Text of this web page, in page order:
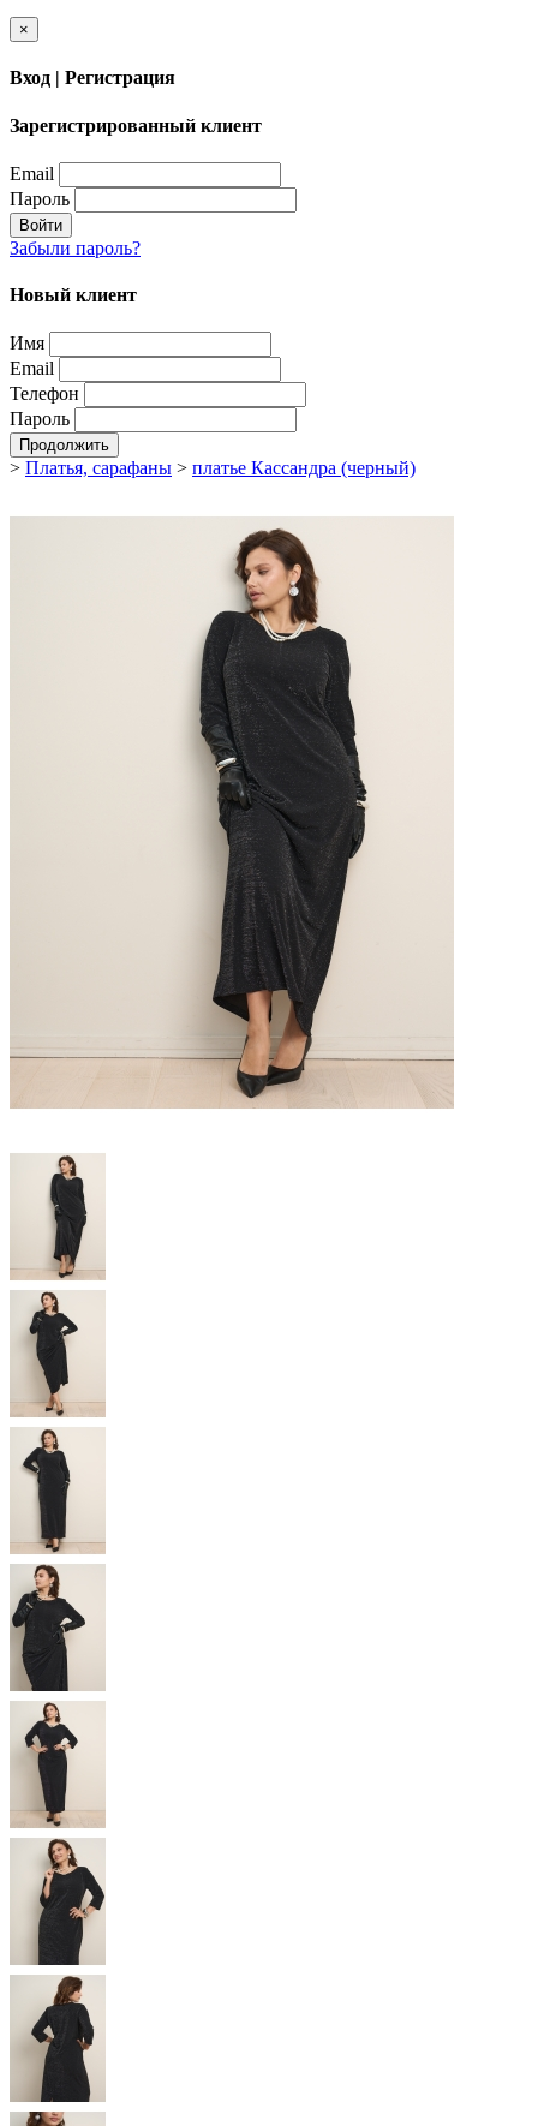
×
Вход | Регистрация
Зарегистрированный клиент
Email
Пароль
Войти
Забыли пароль?
Новый клиент
Имя
Email
Телефон
Пароль
Продолжить
> Платья, сарафаны > платье Кассандра (черный)